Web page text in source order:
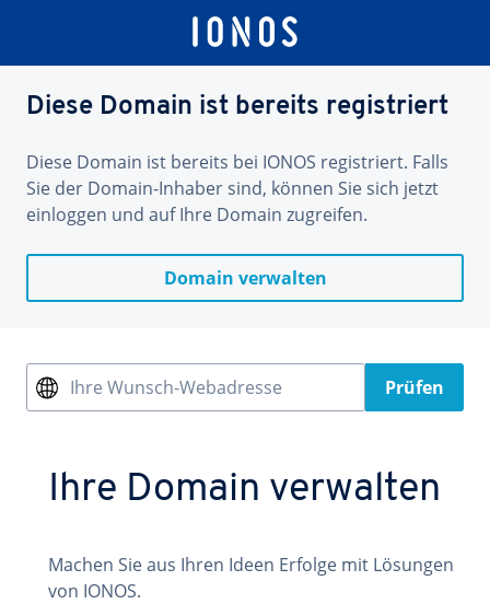
Diese Domain ist bereits registriert
Diese Domain ist bereits bei IONOS registriert. Falls
Sie der Domain-Inhaber sind, können Sie sich jetzt
einloggen und auf Ihre Domain zugreifen.
Domain verwalten
Ihre Wunsch-Webadresse Prüfen
Ihre Domain verwalten
Machen Sie aus Ihren Ideen Erfolge mit Lösungen
von IONOS.